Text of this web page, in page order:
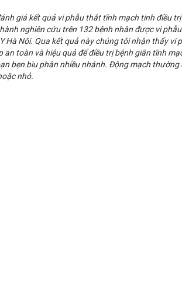
giá kết quả vi phẫu thắt tĩnh mạch tinh điều
nghiên cứu trên 132 bệnh nhân được vi
Hà Nội. Qua kết quả này chúng tôi nhận thấy
an toàn và hiệu quả để điều trị bệnh giãn tĩnh
bẹn bìu phân nhiều nhánh. Động mạch
nhỏ.